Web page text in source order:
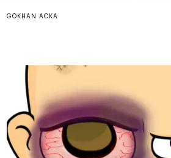
GÖKHAN ACKA